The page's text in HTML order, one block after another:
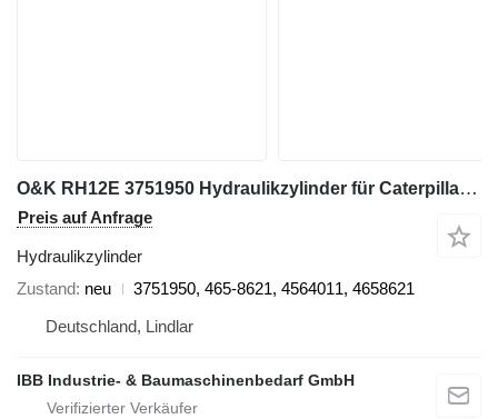
O&K RH12E 3751950 Hydraulikzylinder für Caterpillar 6030 Bagger
Preis auf Anfrage
Hydraulikzylinder
Zustand neu
3751950, 465-8621, 4564011, 4658621
Deutschland, Lindlar
IBB Industrie- & Baumaschinenbedarf GmbH